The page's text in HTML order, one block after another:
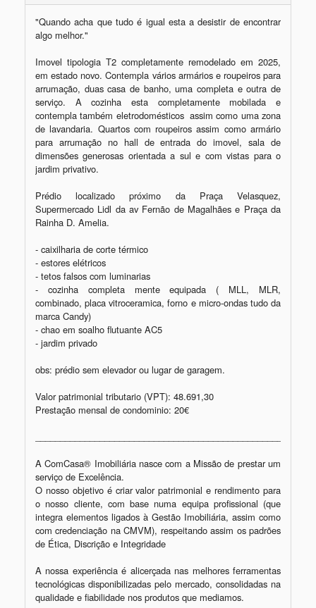
"Quando acha que tudo é igual esta a desistir de encontrar
algo melhor."
Imovel tipologia T2 completamente remodelado em 2025,
em estado novo. Contempla vários armários e roupeiros para
arrumação, duas casa de banho, uma completa e outra de
serviço. A cozinha esta completamente mobilada e
contempla também eletrodomésticos  assim como uma zona
de lavandaria. Quartos com roupeiros assim como armário
para arrumação no hall de entrada do imovel, sala de
dimensões generosas orientada a sul e com vistas para o
jardim privativo.
Prédio localizado próximo da Praça Velasquez,
Supermercado Lidl da av Fernão de Magalhães e Praça da
Rainha D. Amelia.
- caixilharia de corte térmico
- estores elétricos
- tetos falsos com luminarias
- cozinha completa mente equipada ( MLL, MLR,
combinado, placa vitroceramica, forno e micro-ondas tudo da
marca Candy)
- chao em soalho flutuante AC5
- jardim privado
obs: prédio sem elevador ou lugar de garagem.
Valor patrimonial tributario (VPT): 48.691,30
Prestação mensal de condominio: 20€
A ComCasa® Imobiliária nasce com a Missão de prestar um
serviço de Excelência.
O nosso objetivo é criar valor patrimonial e rendimento para
o nosso cliente, com base numa equipa profissional (que
integra elementos ligados à Gestão Imobiliária, assim como
com credenciação na CMVM), respeitando assim os padrões
de Ética, Discrição e Integridade
A nossa experiência é alicerçada nas melhores ferramentas
tecnológicas disponibilizadas pelo mercado, consolidadas na
qualidade e fiabilidade nos produtos que mediamos.